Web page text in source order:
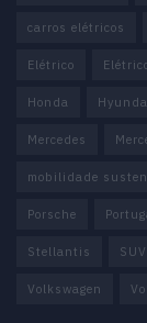
carros elétricos
Elétrico
Honda
Mercedes
mobilidade
Porsche
Stellantis SUV
Volkswagen